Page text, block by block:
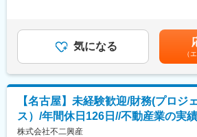
低価格×良品質を強みに成長を続けてお
ります。年休120日、残業月15時間程度
手当など福利厚生も充実。長期的に成
も実現できる環境です。
変更の範囲：本文参照
・住宅購入を検討するお客様へのライ
対応
・住宅ローンや住宅資金計画に関する
業
・社内住宅営業との関係構築および紹介
化
す。■昇給：年1回（6月）■賞与：年2回
賃金はあくまでも目安の金額であり、選
性があります。月給(月額)は固定手当を
気になる
（
【名古屋】未経験歓迎/財務(プロジ
ス）/年間休日126日//不動産業の実
株式会社不二興産